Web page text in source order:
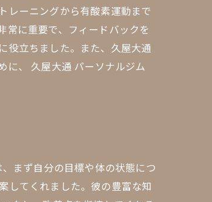
レーニングから有酸素運動まで
常に重要で、フィードバックを
役立ちました。また、久屋大通
に、 久屋大通 パーソナルジム
まず自分の目標や体の状態につ
してくれました。彼の豊富な知